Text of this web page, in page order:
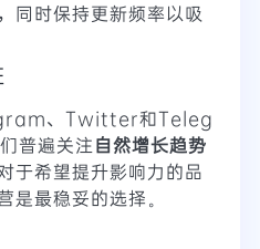
同时保持更新频率以吸
、Twitter和Teleg
普遍关注自然增长趋势
于希望提升影响力的品
是最稳妥的选择。